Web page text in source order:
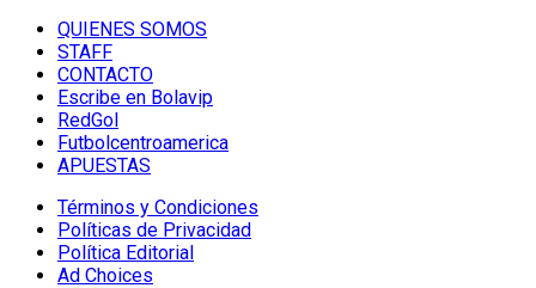
QUIENES SOMOS
STAFF
CONTACTO
Escribe en Bolavip
RedGol
Futbolcentroamerica
APUESTAS
Términos y Condiciones
Políticas de Privacidad
Política Editorial
Ad Choices